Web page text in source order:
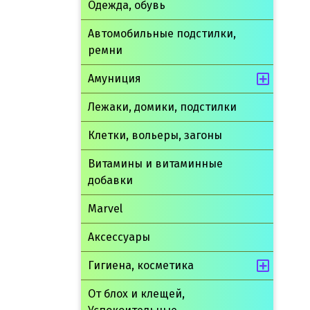
Одежда, обувь
Автомобильные подстилки,
ремни
Амуниция
Лежаки, домики, подстилки
Клетки, вольеры, загоны
Витамины и витаминные
добавки
Marvel
Аксессуары
Гигиена, косметика
От блох и клещей,